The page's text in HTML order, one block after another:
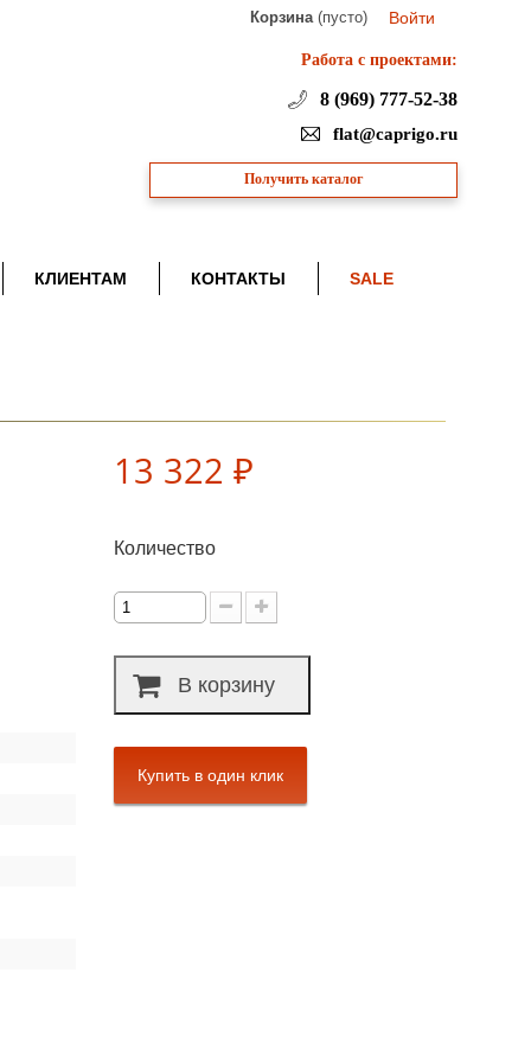
Войти
Корзина (пусто)
Работа с проектами:
8 (969) 777-52-38
flat@caprigo.ru
Получить каталог
КЛИЕНТАМ КОНТАКТЫ SALE
13 322 ₽
Количество
В корзину